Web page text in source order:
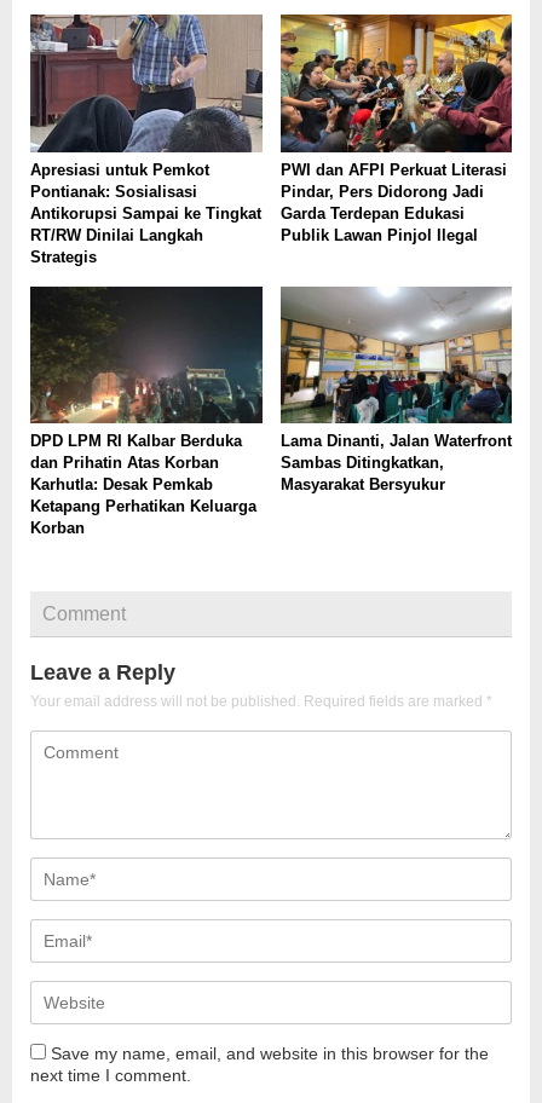
Apresiasi untuk Pemkot
Pontianak: Sosialisasi
Antikorupsi Sampai ke Tingkat
RT/RW Dinilai Langkah
Strategis
PWI dan AFPI Perkuat Literasi
Pindar, Pers Didorong Jadi
Garda Terdepan Edukasi
Publik Lawan Pinjol Ilegal
DPD LPM RI Kalbar Berduka
dan Prihatin Atas Korban
Karhutla: Desak Pemkab
Ketapang Perhatikan Keluarga
Korban
Lama Dinanti, Jalan Waterfront
Sambas Ditingkatkan,
Masyarakat Bersyukur
Comment
Leave a Reply
Your email address will not be published. Required fields are marked *
Save my name, email, and website in this browser for the
next time I comment.